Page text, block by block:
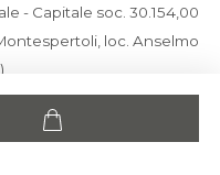
- Capitale soc. 30.154,00
loc. Anselmo
FI-227733 - PEC: